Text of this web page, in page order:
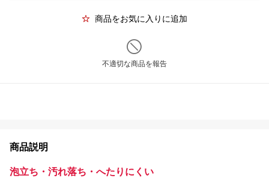
商品をお気に入りに追加
不適切な商品を報告
商品説明
泡立ち・汚れ落ち・へたりにくい